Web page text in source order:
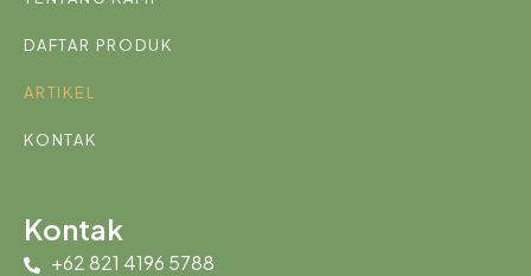
DAFTAR PRODUK
ARTIKEL
KONTAK
Kontak
+62 821 4196 5788